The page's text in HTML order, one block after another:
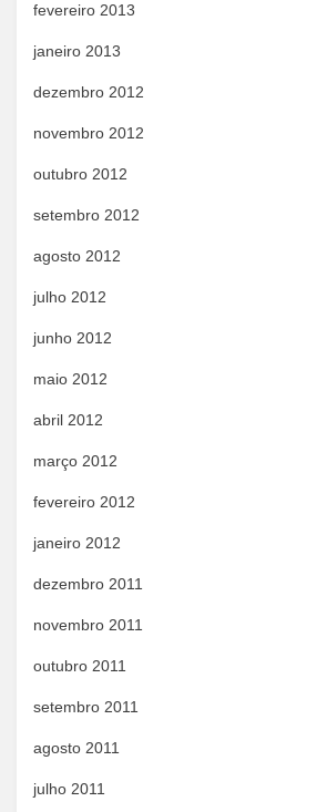
fevereiro 2013
janeiro 2013
dezembro 2012
novembro 2012
outubro 2012
setembro 2012
agosto 2012
julho 2012
junho 2012
maio 2012
abril 2012
março 2012
fevereiro 2012
janeiro 2012
dezembro 2011
novembro 2011
outubro 2011
setembro 2011
agosto 2011
julho 2011